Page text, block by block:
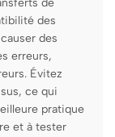
de
des
des
erreurs,
Évitez
ce qui
pratique
et à tester